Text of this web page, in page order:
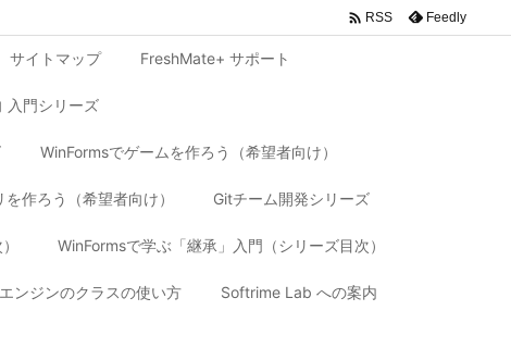
サイトマップ FreshMate+ サポート
入門シリーズ
WinFormsでゲームを作ろう（希望者向け）
作ろう（希望者向け） Gitチーム開発シリーズ
WinFormsで学ぶ「継承」入門（シリーズ目次）
ンジンのクラスの使い方 Softrime Lab への案内
 RSS Feedly